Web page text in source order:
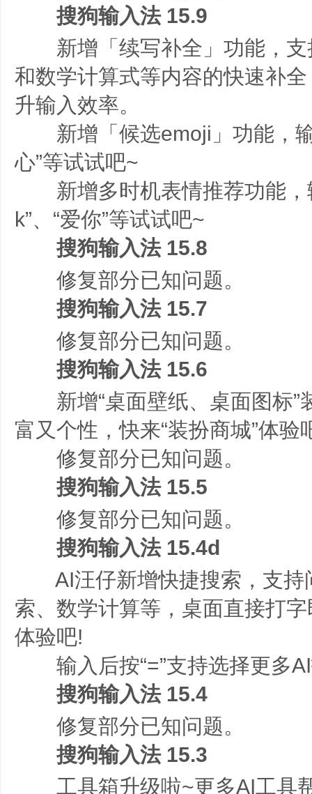
搜狗输入法 15.9
新增「续写补全」功能，支
和数学计算式等内容的快速补
升输入效率。
新增「候选emoji」功能，输
心”等试试吧~
新增多时机表情推荐功能，
k”、“爱你”等试试吧~
搜狗输入法 15.8
修复部分已知问题。
搜狗输入法 15.7
修复部分已知问题。
搜狗输入法 15.6
新增“桌面壁纸、桌面图标”
富又个性，快来“装扮商城”体验
修复部分已知问题。
搜狗输入法 15.5
修复部分已知问题。
搜狗输入法 15.4d
AI汪仔新增快捷搜索，支持
索、数学计算等，桌面直接打
体验吧!
输入后按“=”支持选择更多
搜狗输入法 15.4
修复部分已知问题。
搜狗输入法 15.3
工具箱升级啦~更多AI工具